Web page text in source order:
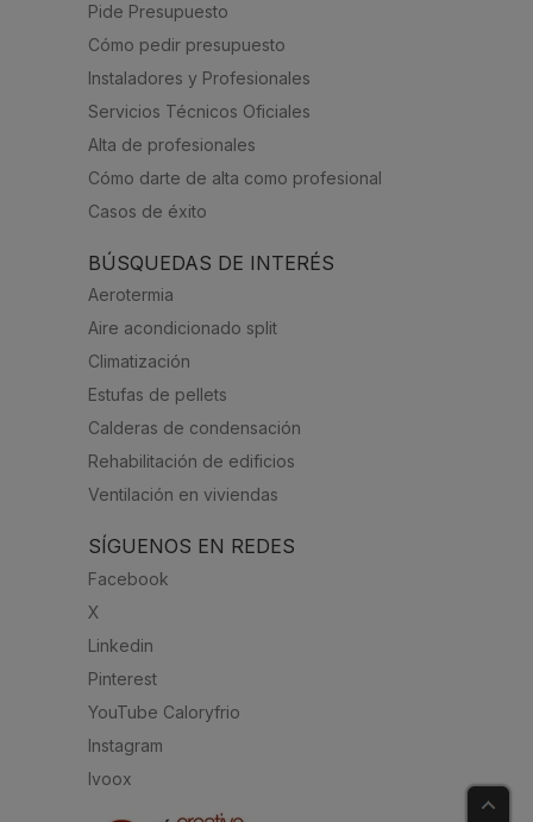
Pide Presupuesto
Cómo pedir presupuesto
Instaladores y Profesionales
Servicios Técnicos Oficiales
Alta de profesionales
Cómo darte de alta como profesional
Casos de éxito
BÚSQUEDAS DE INTERÉS
Aerotermia
Aire acondicionado split
Climatización
Estufas de pellets
Calderas de condensación
Rehabilitación de edificios
Ventilación en viviendas
SÍGUENOS EN REDES
Facebook
X
Linkedin
Pinterest
YouTube Caloryfrio
Instagram
Ivoox